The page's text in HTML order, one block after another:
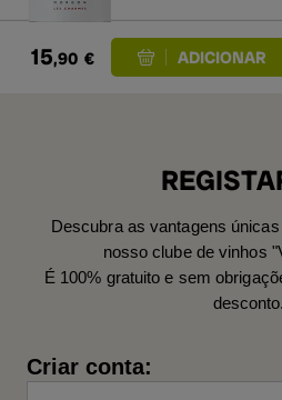
15,90 €
Descubra as vantagens
nosso clube de vinhos
É 100% gratuito e sem
desconto.
Criar conta: